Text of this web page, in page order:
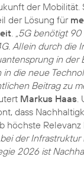
der Mobilität.
der Lösung für
. „5G benötigt
Allein durch die
in der
in die neue
Beitrag zu
Markus Haas.
dass
höchste Relevanz
der Infrastruktur
2026 ist